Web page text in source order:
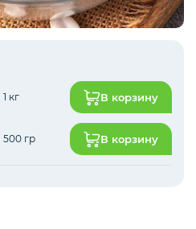
1 кг В корзину
500 гр В корзину